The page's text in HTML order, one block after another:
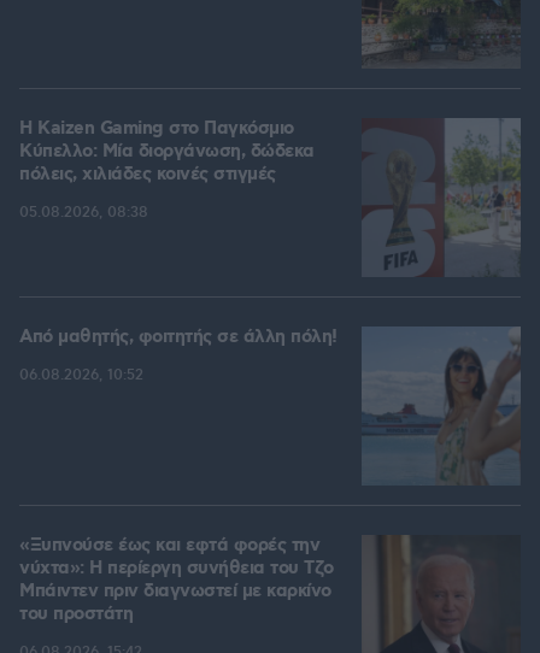
H Kaizen Gaming στο Παγκόσμιο
Kύπελλο: Μία διοργάνωση, δώδεκα
πόλεις, χιλιάδες κοινές στιγμές
05.08.2026, 08:38
Από μαθητής, φοιτητής σε άλλη πόλη!
06.08.2026, 10:52
«Ξυπνούσε έως και εφτά φορές την
νύχτα»: Η περίεργη συνήθεια του Τζο
Μπάιντεν πριν διαγνωστεί με καρκίνο
του προστάτη